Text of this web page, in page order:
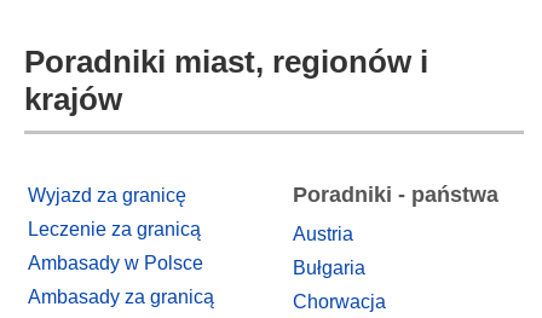
Poradniki miast, regionów i
krajów
Wyjazd za granicę
Leczenie za granicą
Ambasady w Polsce
Ambasady za granicą
Poradniki - państwa
Austria
Bułgaria
Chorwacja